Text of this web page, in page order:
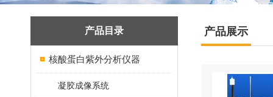
产品目录
核酸蛋白紫外分析仪器
凝胶成像系统
产品展示